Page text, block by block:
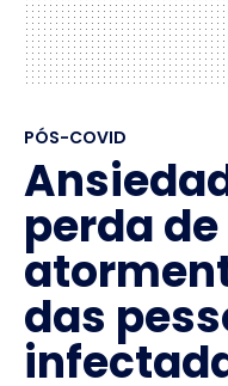
PÓS-COVID
perda
das